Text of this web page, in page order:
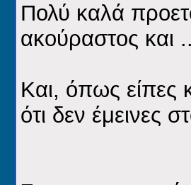
Πολύ καλά
ακούραστος και
Και, όπως είπες
ότι δεν έμεινες